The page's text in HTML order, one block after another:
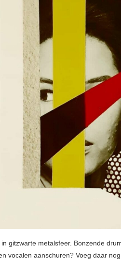
gitzwarte metalsfeer. Bonzende
vocalen aanschuren? Voeg daar